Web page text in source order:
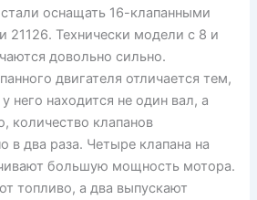
оснащать 16-клапанными
21126. Технически модели с 8 и
довольно сильно.
двигателя отличается тем,
него находится не один вал, а
количество клапанов
в два раза. Четыре клапана на
большую мощность мотора.
топливо, а два выпускают